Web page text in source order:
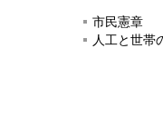
市民憲章
人工と世帯